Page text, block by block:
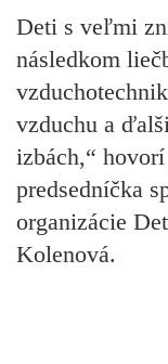
Deti s veľmi
následkom
vzduchu a
izbách,“
predsedníčka
organizácie
Kolenová.